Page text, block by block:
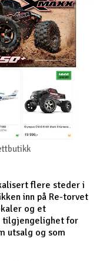
flere steder i
inn på Re-torvet
og et
tilgjengelighet for
utsalg og som